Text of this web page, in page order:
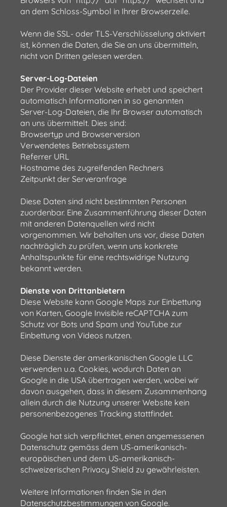
an dem Schloss-Symbol in Ihrer Browserzeile.
Wenn die SSL- oder TLS-Verschlüsselung aktiviert
ist, können die Daten, die Sie an uns übermitteln,
nicht von Dritten gelesen werden.
Server-Log-Dateien
Der Provider dieser Website erhebt und speichert
automatisch Informationen in so genannten
Server-Log-Dateien, die Ihr Browser automatisch
an uns übermittelt. Dies sind:
Browsertyp und Browserversion
Verwendetes Betriebssystem
Referrer URL
Hostname des zugreifenden Rechners
Zeitpunkt der Serveranfrage
Diese Daten sind nicht bestimmten Personen
zuordenbar. Eine Zusammenführung dieser Daten
mit anderen Datenquellen wird nicht
vorgenommen. Wir behalten uns vor, diese Daten
nachträglich zu prüfen, wenn uns konkrete
Anhaltspunkte für eine rechtswidrige Nutzung
bekannt werden.
Dienste von Drittanbietern
Diese Website kann Google Maps zur Einbettung
von Karten, Google Invisible reCAPTCHA zum
Schutz vor Bots und Spam und YouTube zur
Einbettung von Videos nutzen.
Diese Dienste der amerikanischen Google LLC
verwenden u.a. Cookies, wodurch Daten an
Google in die USA übertragen werden, wobei wir
davon ausgehen, dass in diesem Zusammenhang
allein durch die Nutzung unserer Website kein
personenbezogenes Tracking stattfindet.
Google hat sich verpflichtet, einen angemessenen
Datenschutz gemäss dem US-amerikanisch-
europäischen und dem US-amerikanisch-
schweizerischen Privacy Shield zu gewährleisten.
Weitere Informationen finden Sie in den
Datenschutzbestimmungen von Google.